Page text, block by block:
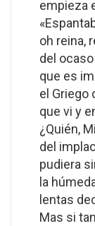
empieza
oh reina,
del
que es
el Griego
que vi y
¿Quién,
del
pudiera
la
lentas
Mas si